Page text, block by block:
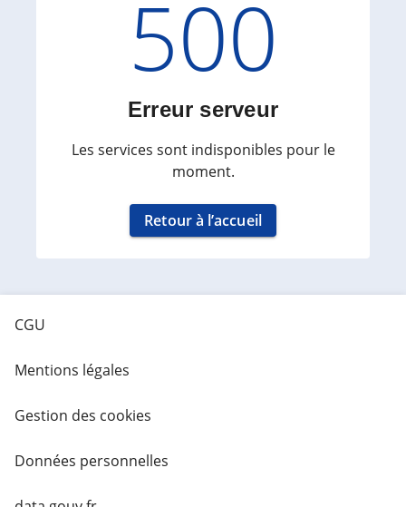
Code
500
Erreur serveur
Les services sont indisponibles pour le
moment.
Retour à l’accueil
CGU
Mentions légales
Gestion des cookies
Données personnelles